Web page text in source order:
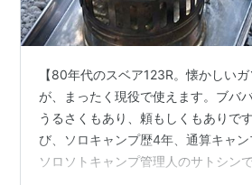
【80年代のスベア123R。懐かしい
が、まったく現役で使えます。ブバ
うるさくもあり、頼もしくもありで
び、ソロキャンプ歴4年、通算キャン
ソロソトキャンプ管理人のサトシン